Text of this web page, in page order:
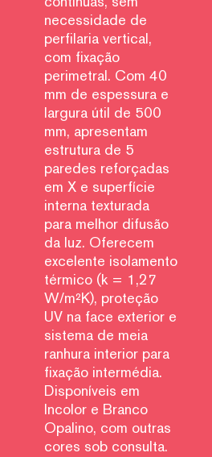
necessidade de
perfilaria vertical,
com fixação
perimetral. Com 40
mm de espessura e
largura útil de 500
mm, apresentam
estrutura de 5
paredes reforçadas
em X e superfície
interna texturada
para melhor difusão
da luz. Oferecem
excelente isolamento
térmico (k = 1,27
W/m²K), proteção
UV na face exterior e
sistema de meia
ranhura interior para
fixação intermédia.
Disponíveis em
Incolor e Branco
Opalino, com outras
cores sob consulta.